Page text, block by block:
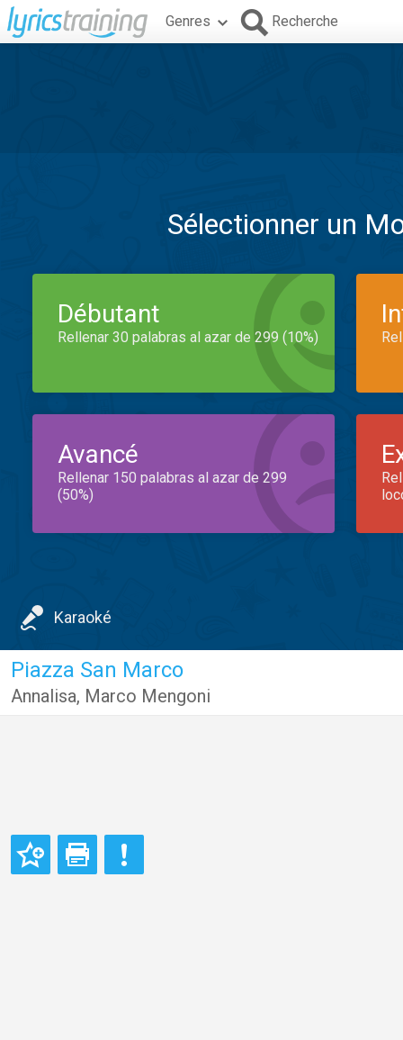
Genres Recherche
Sélectionner un
Débutant
Rellenar 30 palabras al azar de 299 (10%)
Avancé
Rellenar 150 palabras al azar de 299
(50%)
Karaoké
Piazza San Marco
Annalisa, Marco Mengoni